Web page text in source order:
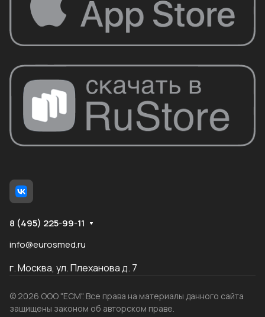
8 (495) 225-99-11
info@eurosmed.ru
г. Москва, ул. Плеханова д. 7
© 2026 ООО "ЕСМ". Все права на материалы данного сайта
защищены законом об авторском праве.